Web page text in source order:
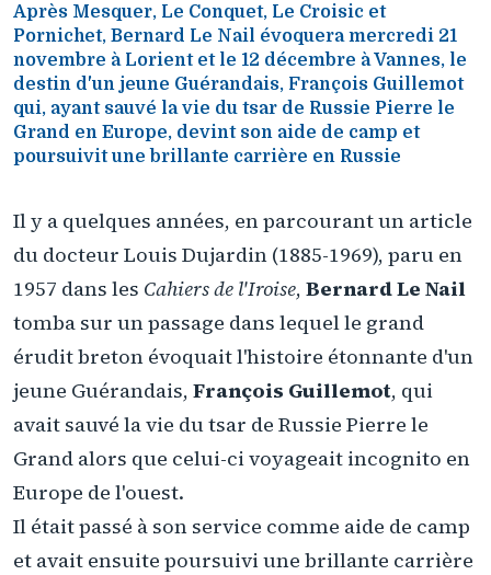
Après Mesquer, Le Conquet, Le Croisic et
Pornichet, Bernard Le Nail évoquera mercredi 21
novembre à Lorient et le 12 décembre à Vannes, le
destin d'un jeune Guérandais, François Guillemot
qui, ayant sauvé la vie du tsar de Russie Pierre le
Grand en Europe, devint son aide de camp et
poursuivit une brillante carrière en Russie
Il y a quelques années, en parcourant un article
du docteur Louis Dujardin (1885-1969), paru en
1957 dans les Cahiers de l'Iroise, Bernard Le Nail
tomba sur un passage dans lequel le grand
érudit breton évoquait l'histoire étonnante d'un
jeune Guérandais, François Guillemot, qui
avait sauvé la vie du tsar de Russie Pierre le
Grand alors que celui-ci voyageait incognito en
Europe de l'ouest.
Il était passé à son service comme aide de camp
et avait ensuite poursuivi une brillante carrière